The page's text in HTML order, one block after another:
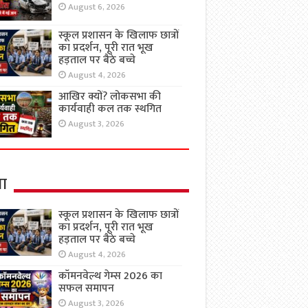
August 6, 2026
स्कूल प्रशासन के खिलाफ छात्रों
का प्रदर्शन, पूरी रात भूख
हड़ताल पर बैठे बच्चे
August 4, 2026
आखिर क्यों? लोकसभा की
कार्यवाही कल तक स्थगित
August 3, 2026
स्कूल प्रशासन के खिलाफ छात्रों
का प्रदर्शन, पूरी रात भूख
हड़ताल पर बैठे बच्चे
August 4, 2026
कॉमनवेल्थ गेम्स 2026 का
सफल समापन
August 3, 2026